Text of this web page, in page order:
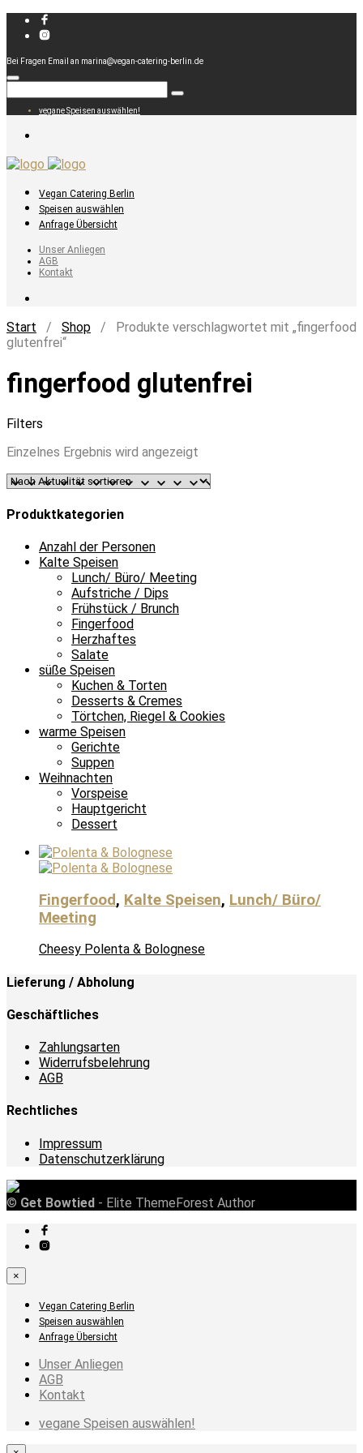
Bei Fragen Email an marina@vegan-catering-berlin.de
vegane Speisen auswählen!
Vegan Catering Berlin
Speisen auswählen
Anfrage Übersicht
Unser Anliegen
AGB
Kontakt
Start / Shop / Produkte verschlagwortet mit „fingerfood
glutenfrei“
fingerfood glutenfrei
Filters
Einzelnes Ergebnis wird angezeigt
Produktkategorien
Anzahl der Personen
Kalte Speisen
Lunch/ Büro/ Meeting
Aufstriche / Dips
Frühstück / Brunch
Fingerfood
Herzhaftes
Salate
süße Speisen
Kuchen & Torten
Desserts & Cremes
Törtchen, Riegel & Cookies
warme Speisen
Gerichte
Suppen
Weihnachten
Vorspeise
Hauptgericht
Dessert
Fingerfood, Kalte Speisen, Lunch/ Büro/
Meeting
Cheesy Polenta & Bolognese
Lieferung / Abholung
Geschäftliches
Zahlungsarten
Widerrufsbelehrung
AGB
Rechtliches
Impressum
Datenschutzerklärung
© Get Bowtied - Elite ThemeForest Author
×
Vegan Catering Berlin
Speisen auswählen
Anfrage Übersicht
Unser Anliegen
AGB
Kontakt
vegane Speisen auswählen!